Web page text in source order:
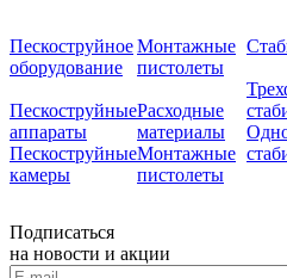
Пескоструйное
оборудование
Пескоструйные
аппараты
Пескоструйные
камеры
Монтажные
пистолеты
Расходные
материалы
Монтажные
пистолеты
Подписаться
на новости и акции